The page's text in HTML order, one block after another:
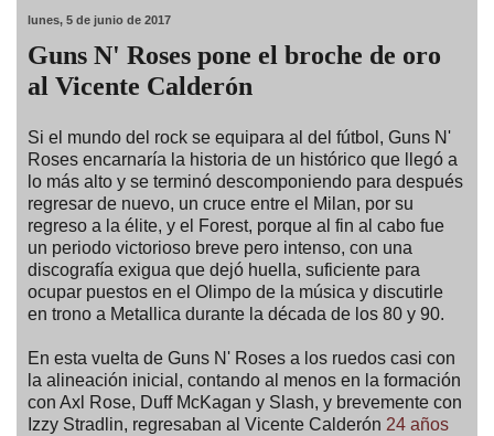
lunes, 5 de junio de 2017
Guns N' Roses pone el broche de oro
al Vicente Calderón
Si el mundo del rock se equipara al del fútbol, Guns N'
Roses encarnaría la historia de un histórico que llegó a
lo más alto y se terminó descomponiendo para después
regresar de nuevo, un cruce entre el Milan, por su
regreso a la élite, y el Forest, porque al fin al cabo fue
un periodo victorioso breve pero intenso, con una
discografía exigua que dejó huella, suficiente para
ocupar puestos en el Olimpo de la música y discutirle
en trono a Metallica durante la década de los 80 y 90.
En esta vuelta de Guns N' Roses a los ruedos casi con
la alineación inicial, contando al menos en la formación
con Axl Rose, Duff McKagan y Slash, y brevemente con
Izzy Stradlin, regresaban al Vicente Calderón 24 años